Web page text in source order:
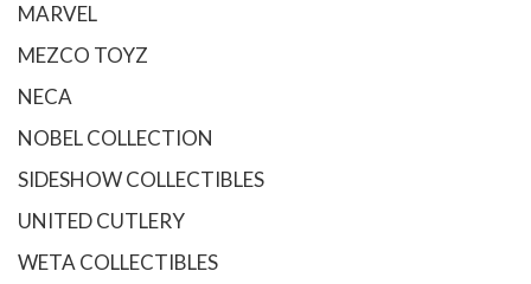
MARVEL
MEZCO TOYZ
NECA
NOBEL COLLECTION
SIDESHOW COLLECTIBLES
UNITED CUTLERY
WETA COLLECTIBLES